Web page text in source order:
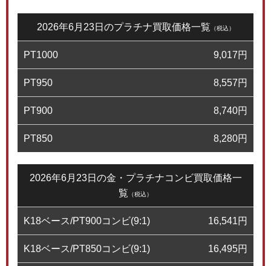
2026年6月23日のプラチナ買取価格一覧 （税込）
PT1000 9,017円
PT950 8,557円
PT900 8,740円
PT850 8,280円
2026年6月23日の金・プラチナコンビ買取価格一
覧 （税込）
K18ベース/PT900コンビ(9:1) 16,541円
K18ベース/PT850コンビ(9:1) 16,495円